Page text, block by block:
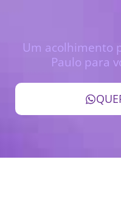
Um acolhimento
Paulo para